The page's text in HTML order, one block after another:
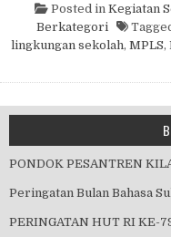
Posted in Kegiatan
Berkategori
lingkungan sekolah, MPLS,
PONDOK PESANTREN
Peringatan Bulan Bahasa
PERINGATAN HUT RI KE-